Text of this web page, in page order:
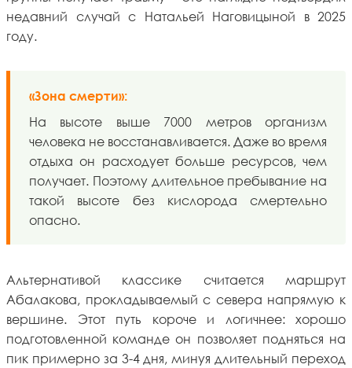
недавний случай с Натальей Наговицыной в 2025
году.
«Зона смерти»:
На высоте выше 7000 метров организм
человека не восстанавливается. Даже во время
отдыха он расходует больше ресурсов, чем
получает. Поэтому длительное пребывание на
такой высоте без кислорода смертельно
опасно.
Альтернативой классике считается маршрут
Абалакова, прокладываемый с севера напрямую к
вершине. Этот путь короче и логичнее: хорошо
подготовленной команде он позволяет подняться на
пик примерно за 3-4 дня, минуя длительный переход